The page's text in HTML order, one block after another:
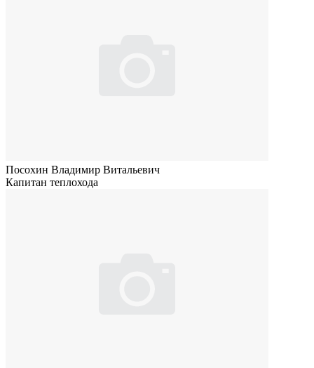
Посохин Владимир Витальевич
Капитан теплохода